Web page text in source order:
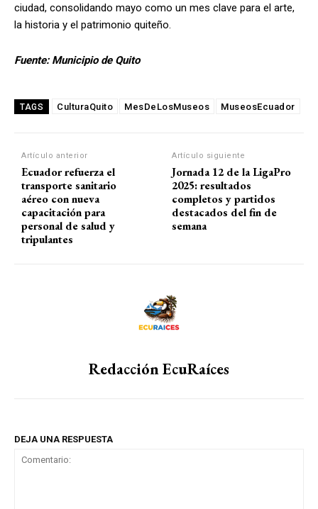
ciudad, consolidando mayo como un mes clave para el arte,
la historia y el patrimonio quiteño.
Fuente: Municipio de Quito
TAGS CulturaQuito MesDeLosMuseos MuseosEcuador
Artículo anterior
Ecuador refuerza el
transporte sanitario
aéreo con nueva
capacitación para
personal de salud y
tripulantes
Artículo siguiente
Jornada 12 de la LigaPro
2025: resultados
completos y partidos
destacados del fin de
semana
Redacción EcuRaíces
DEJA UNA RESPUESTA